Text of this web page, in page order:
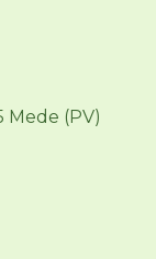
Mede (PV)